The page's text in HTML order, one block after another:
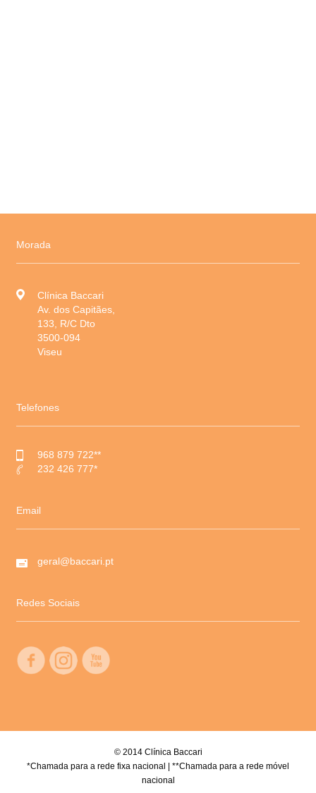
Morada
Clínica Baccari
Av. dos Capitães,
133, R/C Dto
3500-094
Viseu
Telefones
968 879 722**
232 426 777*
Email
geral@baccari.pt
Redes Sociais
© 2014 Clínica Baccari
*Chamada para a rede fixa nacional | **Chamada para a rede móvel
nacional